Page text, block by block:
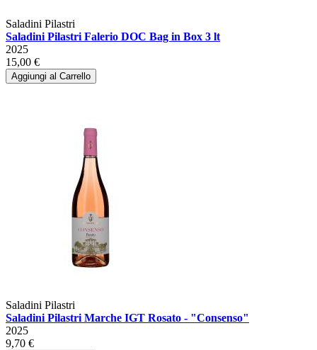
Saladini Pilastri
Saladini Pilastri Falerio DOC Bag in Box 3 lt
2025
15,00 €
Aggiungi al Carrello
Saladini Pilastri
Saladini Pilastri Marche IGT Rosato - "Consenso"
2025
9,70 €